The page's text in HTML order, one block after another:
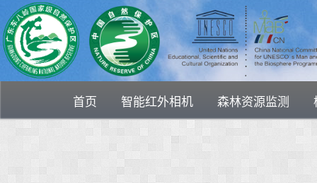
首页 智能红外相机 森林资源监测